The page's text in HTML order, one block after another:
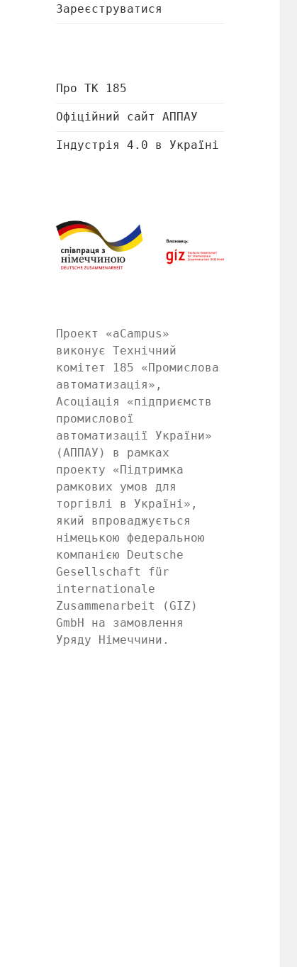
Зареєструватися
Про ТК 185
Офіційний сайт АППАУ
Індустрія 4.0 в Україні
Проект «aCampus»
виконує Технічний
комітет 185 «Промислова
автоматизація»,
Асоціація «підприємств
промислової
автоматизації України»
(АППАУ) в рамках
проекту «Підтримка
рамкових умов для
торгівлі в Україні»,
який впроваджується
німецькою федеральною
компанією Deutsche
Gesellschaft für
internationale
Zusammenarbeit (GIZ)
GmbH на замовлення
Уряду Німеччини.